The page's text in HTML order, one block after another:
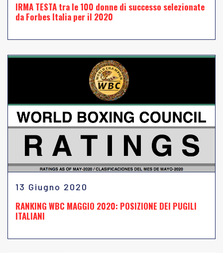
IRMA TESTA tra le 100 donne di successo selezionate
da Forbes Italia per il 2020
13 Giugno 2020
RANKING WBC MAGGIO 2020: POSIZIONE DEI PUGILI
ITALIANI